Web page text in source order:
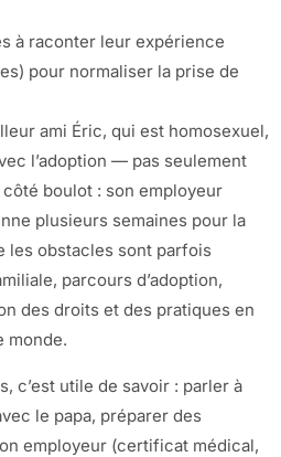
à raconter leur expérience
pour normaliser la prise de
ami Éric, qui est homosexuel,
l’adoption — pas seulement
boulot : son employeur
plusieurs semaines pour la
les obstacles sont parfois
parcours d’adoption,
des droits et des pratiques en
monde.
c’est utile de savoir : parler à
le papa, préparer des
employeur (certificat médical,